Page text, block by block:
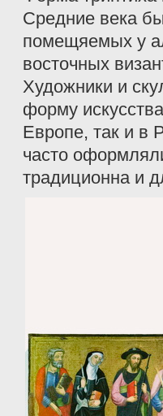
Средние века
помещяемых у
восточных
Художники и
форму
Европе, так и в
часто
традиционна и